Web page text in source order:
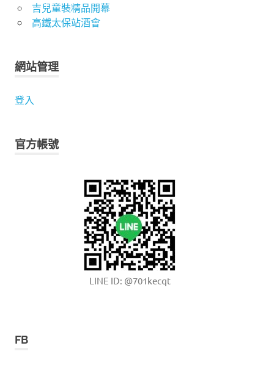
吉兒童裝精品開幕
高鐵太保站酒會
網站管理
登入
官方帳號
LINE ID: @701kecqt
FB